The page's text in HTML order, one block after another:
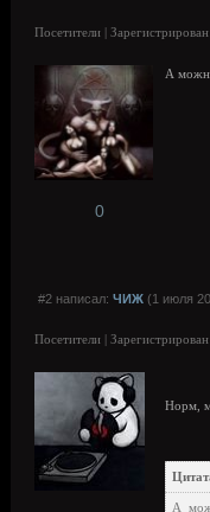
Посетители |
А
0
#2 написал: ЧИЖ (1 июля
Посетители |
Норм,
А